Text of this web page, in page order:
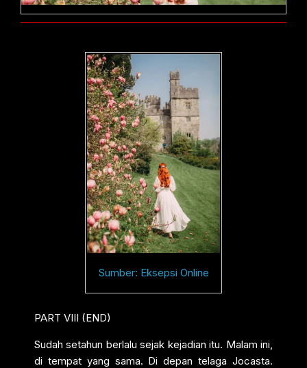
Sumber: Eksepsi Online
PART VIII (END)
Sudah setahun berlalu sejak kejadian itu. Malam ini,
di tempat yang sama. Di depan telaga Jocasta.